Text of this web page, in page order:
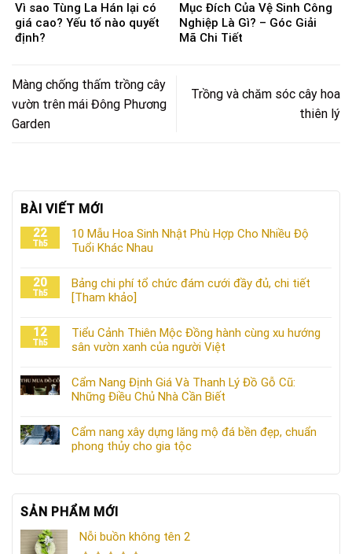
Vì sao Tùng La Hán lại có
giá cao? Yếu tố nào quyết
định?
Mục Đích Của Vệ Sinh Công
Nghiệp Là Gì? – Góc Giải
Mã Chi Tiết
Màng chống thấm trồng cây
vườn trên mái Đông Phương
Garden
Trồng và chăm sóc cây hoa
thiên lý
BÀI VIẾT MỚI
22
Th5
10 Mẫu Hoa Sinh Nhật Phù Hợp Cho Nhiều Độ
Tuổi Khác Nhau
20
Th5
Bảng chi phí tổ chức đám cưới đầy đủ, chi tiết
[Tham khảo]
12
Th5
Tiểu Cảnh Thiên Mộc Đồng hành cùng xu hướng
sân vườn xanh của người Việt
Cẩm Nang Định Giá Và Thanh Lý Đồ Gỗ Cũ:
Những Điều Chủ Nhà Cần Biết
Cẩm nang xây dựng lăng mộ đá bền đẹp, chuẩn
phong thủy cho gia tộc
SẢN PHẨM MỚI
Nỗi buồn không tên 2